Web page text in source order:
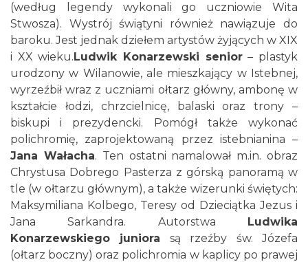
(według legendy wykonali go uczniowie Wita
Stwosza). Wystrój świątyni również nawiązuje do
baroku. Jest jednak dziełem artystów żyjących w XIX
i XX wieku.Ludwik Konarzewski senior– plastyk
urodzony w Wilanowie, ale mieszkający w Istebnej,
wyrzeźbił wraz z uczniami ołtarz główny, ambonę w
kształcie łodzi, chrzcielnicę, balaski oraz trony –
biskupi i prezydencki. Pomógł także wykonać
polichromię, zaprojektowaną przez istebnianina –
Jana Wałacha. Ten ostatni namalował m.in. obraz
Chrystusa Dobrego Pasterza z górską panoramą w
tle (w ołtarzu głównym), a także wizerunki świętych:
Maksymiliana Kolbego, Teresy od Dzieciątka Jezus i
Jana Sarkandra. Autorstwa Ludwika
Konarzewskiego juniora są rzeźby św. Józefa
(ołtarz boczny) oraz polichromia w kaplicy po prawej